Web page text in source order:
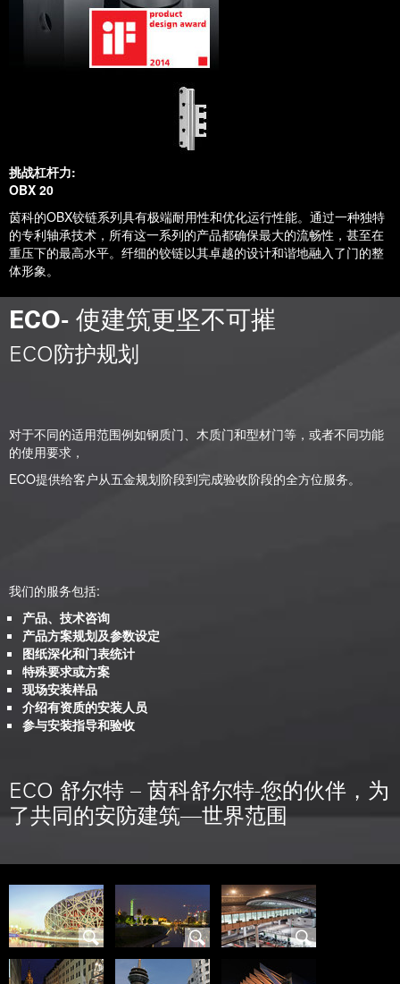
挑战杠杆力:
OBX 20
茵科的OBX铰链系列具有极端耐用性和优化运行性能。通过一种独特
的专利轴承技术，所有这一系列的产品都确保最大的流畅性，甚至在
重压下的最高水平。纤细的铰链以其卓越的设计和谐地融入了门的整
体形象。
ECO- 使建筑更坚不可摧
ECO防护规划
对于不同的适用范围例如钢质门、木质门和型材门等，或者不同功能
的使用要求，
ECO提供给客户从五金规划阶段到完成验收阶段的全方位服务。
我们的服务包括:
产品、技术咨询
产品方案规划及参数设定
图纸深化和门表统计
特殊要求或方案
现场安装样品
介绍有资质的安装人员
参与安装指导和验收
ECO 舒尔特 – 茵科舒尔特-您的伙伴，为
了共同的安防建筑—世界范围